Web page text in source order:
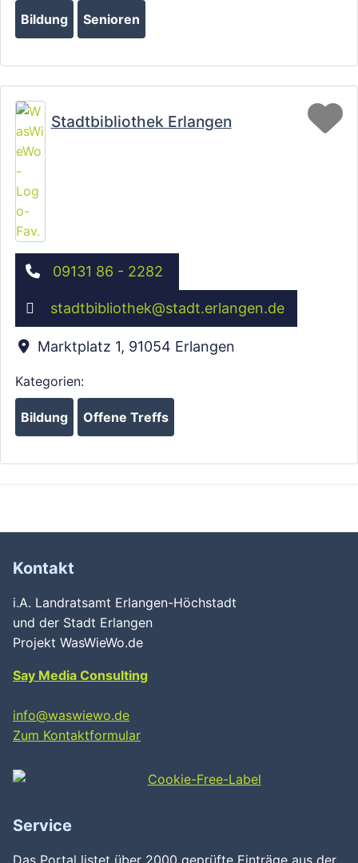
Bildung Senioren
Stadtbibliothek Erlangen
09131 86 - 2282
stadtbibliothek@stadt.erlangen.de
Marktplatz 1, 91054 Erlangen
Kategorien:
Bildung Offene Treffs
Kontakt
i.A. Landratsamt Erlangen-Höchstadt
und der Stadt Erlangen
Projekt WasWieWo.de
Say Media Consulting
info@waswiewo.de
Zum Kontaktformular
Service
Das Portal listet über 2000 geprüfte Einträge aus der